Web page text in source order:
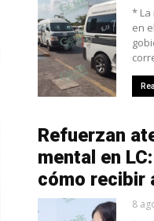
* La
en
Refuerzan
mental en
cómo recibir
8